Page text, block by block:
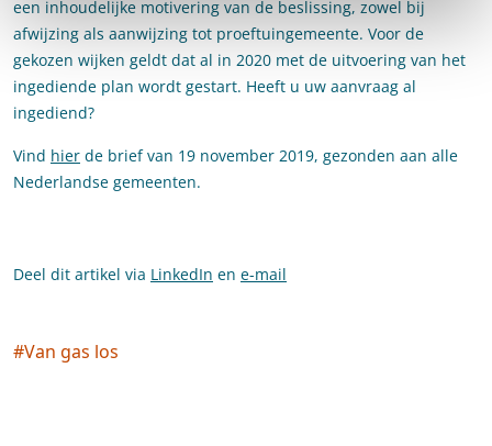
een inhoudelijke motivering van de beslissing, zowel bij
afwijzing als aanwijzing tot proeftuingemeente. Voor de
gekozen wijken geldt dat al in 2020 met de uitvoering van het
ingediende plan wordt gestart. Heeft u uw aanvraag al
ingediend?
Vind hier de brief van 19 november 2019, gezonden aan alle
Nederlandse gemeenten.
Deel dit artikel via LinkedIn en e-mail
Social tags
#Van gas los